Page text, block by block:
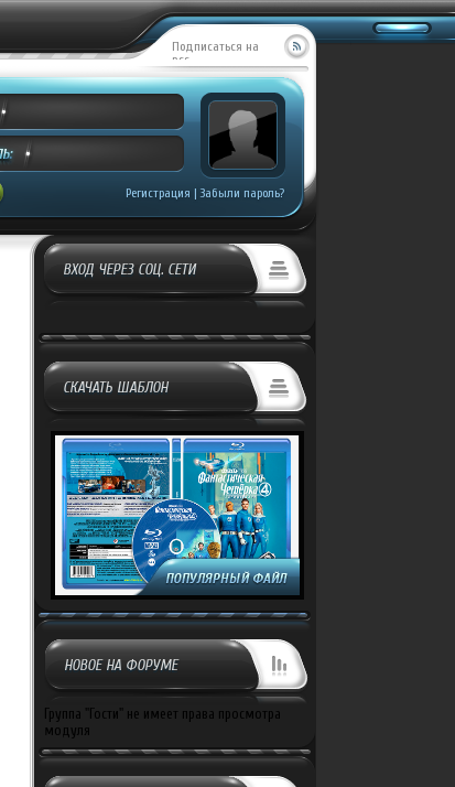
Подписаться на
RSS
Регистрация | Забыли пароль?
ВХОД ЧЕРЕЗ СОЦ. СЕТИ
СКАЧАТЬ ШАБЛОН
НОВОЕ НА ФОРУМЕ
Группа "Гости" не имеет права просмотра
модуля